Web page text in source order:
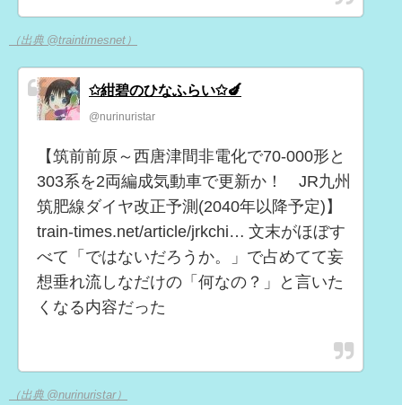
（出典 @traintimesnet）
✩紺碧のひなふらい✩🍆
@nurinuristar
【筑前前原～西唐津間非電化で70-000形と
303系を2両編成気動車で更新か！ JR九州
筑肥線ダイヤ改正予測(2040年以降予定)】
train-times.net/article/jrkchi… 文末がほぼす
べて「ではないだろうか。」で占めてて妄
想垂れ流しなだけの「何なの？」と言いた
くなる内容だった
（出典 @nurinuristar）